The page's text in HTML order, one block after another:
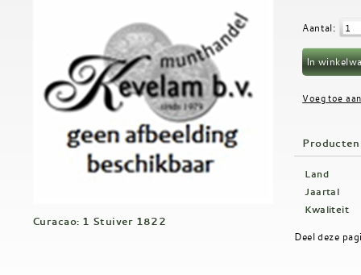
Curacao: 1 Stuiver 1822
Aantal:
Land
Jaartal
Kwaliteit
Deel deze